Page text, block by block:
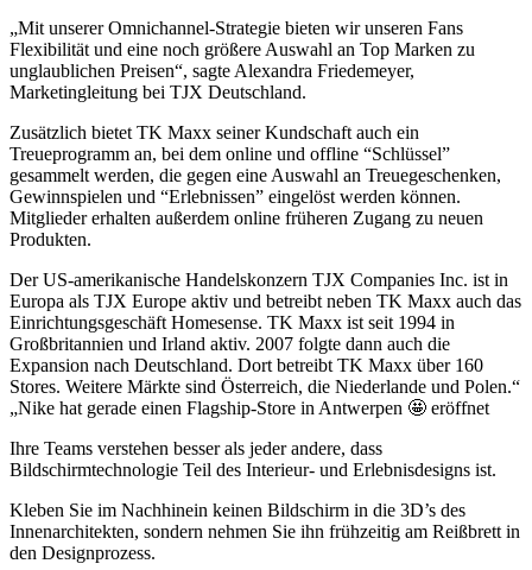
„Mit unserer Omnichannel-Strategie bieten wir unseren Fans
Flexibilität und eine noch größere Auswahl an Top Marken zu
unglaublichen Preisen“, sagte Alexandra Friedemeyer,
Marketingleitung bei TJX Deutschland.
Zusätzlich bietet TK Maxx seiner Kundschaft auch ein
Treueprogramm an, bei dem online und offline “Schlüssel”
gesammelt werden, die gegen eine Auswahl an Treuegeschenken,
Gewinnspielen und “Erlebnissen” eingelöst werden können.
Mitglieder erhalten außerdem online früheren Zugang zu neuen
Produkten.
Der US-amerikanische Handelskonzern TJX Companies Inc. ist in
Europa als TJX Europe aktiv und betreibt neben TK Maxx auch das
Einrichtungsgeschäft Homesense. TK Maxx ist seit 1994 in
Großbritannien und Irland aktiv. 2007 folgte dann auch die
Expansion nach Deutschland. Dort betreibt TK Maxx über 160
Stores. Weitere Märkte sind Österreich, die Niederlande und Polen.“
„Nike hat gerade einen Flagship-Store in Antwerpen 🤩 eröffnet
Ihre Teams verstehen besser als jeder andere, dass
Bildschirmtechnologie Teil des Interieur- und Erlebnisdesigns ist.
Kleben Sie im Nachhinein keinen Bildschirm in die 3D’s des
Innenarchitekten, sondern nehmen Sie ihn frühzeitig am Reißbrett in
den Designprozess.